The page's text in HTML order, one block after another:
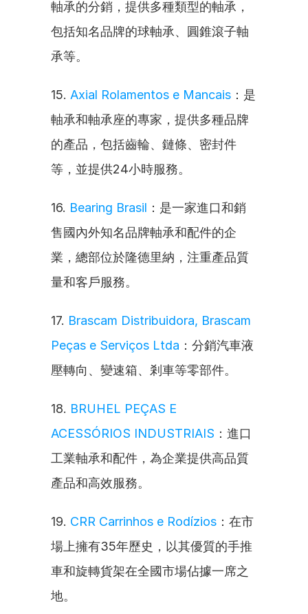
軸承的分銷，提供多種類型的軸承，
包括知名品牌的球軸承、圓錐滾子軸
承等。
15. Axial Rolamentos e Mancais ：是
軸承和軸承座的專家，提供多種品牌
的產品，包括齒輪、鏈條、密封件
等，並提供24小時服務。
16. Bearing Brasil ：是一家進口和銷
售國內外知名品牌軸承和配件的企
業，總部位於隆德里納，注重產品質
量和客戶服務。
17. Brascam Distribuidora, Brascam
Peças e Serviços Ltda ：分銷汽車液
壓轉向、變速箱、剎車等零部件。
18. BRUHEL PEÇAS E
ACESSÓRIOS INDUSTRIAIS ：進口
工業軸承和配件，為企業提供高品質
產品和高效服務。
19. CRR Carrinhos e Rodízios ：在市
場上擁有35年歷史，以其優質的手推
車和旋轉貨架在全國市場佔據一席之
地。